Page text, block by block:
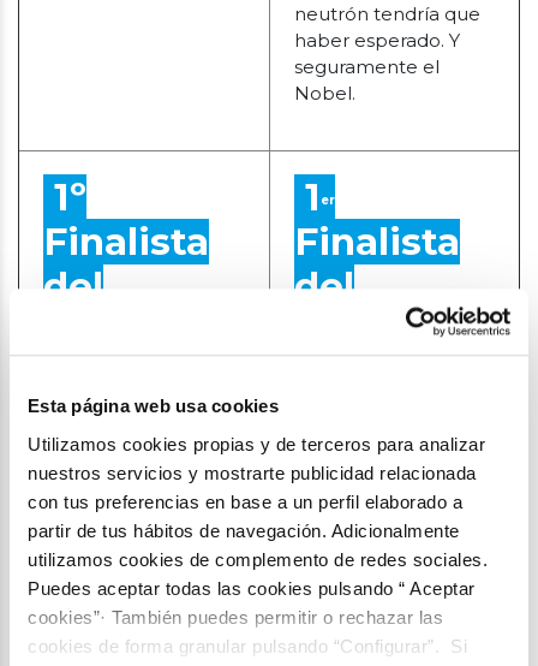
Esta página web usa cookies
Utilizamos cookies propias y de terceros para analizar
nuestros servicios y mostrarte publicidad relacionada
con tus preferencias en base a un perfil elaborado a
partir de tus hábitos de navegación. Adicionalmente
utilizamos cookies de complemento de redes sociales.
Puedes aceptar todas las cookies pulsando “ Aceptar
cookies”· También puedes permitir o rechazar las
cookies de forma granular pulsando “Configurar”. Si
neutrón tendría que
haber esperado. Y
seguramente el
Nobel.
1º
Finalista
del
Autor: José
Martínez Moreno
Newton dormía bajo
un manzano cuando
algo impactó en su
cabeza. Se despertó
de golpe y al abrir los
ojos descubrió una
manzana a su lado en
1 er
Finalista
del
público
científico
Autor: Agustín
Poll
Me acomodo los
lentes mientras
presto atención al
informe que estoy
leyendo. “¿No vas a